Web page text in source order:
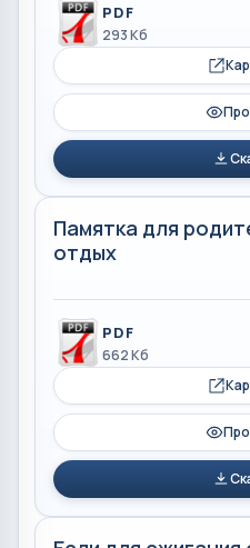
PDF
293 Кб
Памятка для
отдых
PDF
662 Кб